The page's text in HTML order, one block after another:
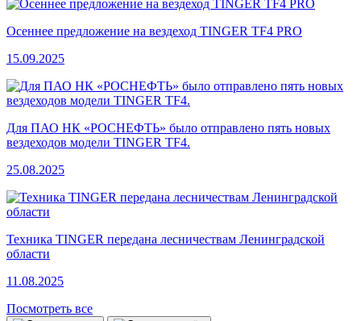
Осеннее предложение на вездеход TINGER TF4 PRO
15.09.2025
Для ПАО НК «РОСНЕФТЬ» было отправлено пять новых
вездеходов модели TINGER TF4.
25.08.2025
Техника TINGER передана лесничествам Ленинградской
области
11.08.2025
Посмотреть все